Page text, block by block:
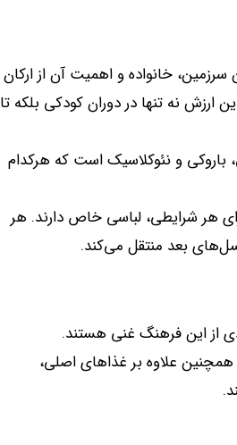
سرزمین، خانواده و اهمیت آن از ارکان
ارزش نه تنها در دوران کودکی بلکه تا
باروکی و نئوکلاسیک است که هرکدام
هر شرایطی، لباسی خاص دارند. هر
بعد منتقل می‌کند.
از این فرهنگ غنی هستند.
همچنین علاوه‌ بر غذاهای اصلی،
.